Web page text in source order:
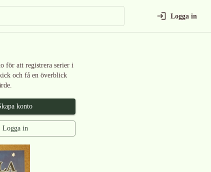
Logga in
för att registrera serier i
och få en överblick
konto
Logga in